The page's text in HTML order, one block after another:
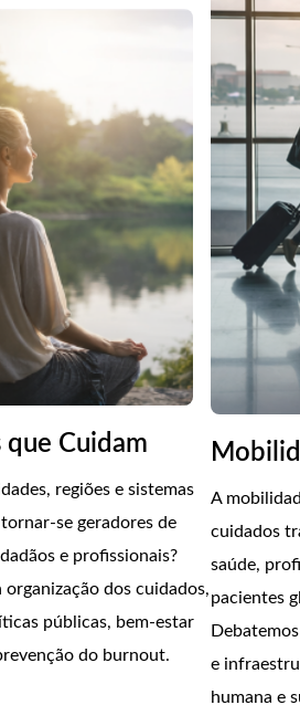
que Cuidam
regiões e sistemas
tornar-se geradores de
e profissionais?
organização dos cuidados,
públicas, bem-estar
do burnout.
A
cuidados
saúde,
pacientes
e
humana e